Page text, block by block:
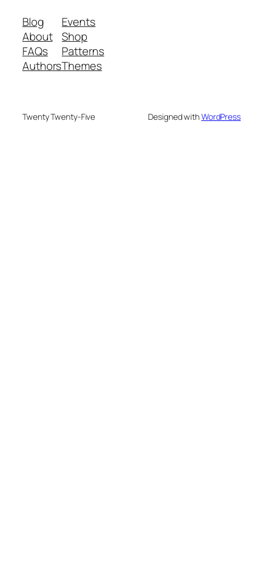
Blog
About
FAQs
Authors
Events
Shop
Patterns
Themes
Twenty Twenty-Five Designed withWordPress